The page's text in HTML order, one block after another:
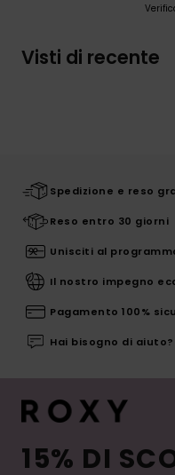
Visti di recente
Spedizione e reso
Reso entro 30 giorni
Unisciti al
Il nostro impegno
Pagamento 100%
Hai bisogno di aiuto?
15% DI